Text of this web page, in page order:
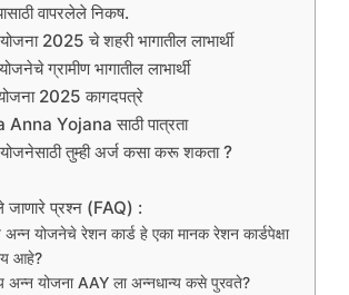
वापरलेले निकष.
2025 चे शहरी भागातील लाभार्थी
ग्रामीण भागातील लाभार्थी
2025 कागदपत्रे
Yojana साठी पात्रता
तुम्ही अर्ज कसा करू शकता ?
जाणारे प्रश्न (FAQ) :
अन्न योजनेचे रेशन कार्ड हे एका मानक रेशन कार्डपेक्षा
आहे?
अन्न योजना AAY ला अन्नधान्य कसे पुरवते?